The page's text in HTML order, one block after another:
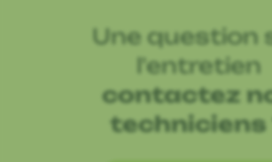
Une question
l'entretien
contactez
techniciens